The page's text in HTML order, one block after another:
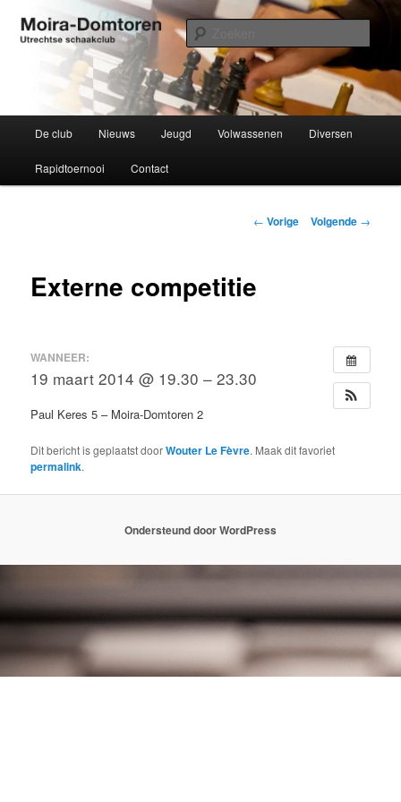
naar
Moira-Domtoren
Utrechtse schaakclub opgericht 1934
De club Nieuws Jeugd Volwassenen Diversen
Rapidtoernooi Contact
Bericht
← Vorige Volgende →
Externe competitie
WANNEER:
19 maart 2014 @ 19.30 – 23.30
Paul Keres 5 – Moira-Domtoren 2
Dit bericht is geplaatst doorWouter Le Fèvre. Maak dit favoriet
permalink.
Ondersteund door WordPress